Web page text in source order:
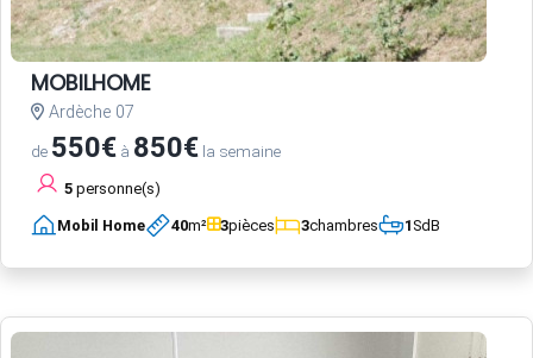
MOBILHOME
Ardèche 07
de 550€ à 850€ la semaine
5 personne(s)
Mobil Home 40m² 3pièces 3chambres 1SdB